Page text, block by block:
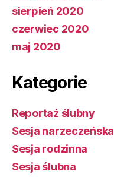
sierpień 2020
czerwiec 2020
maj 2020
Kategorie
Reportaż ślubny
Sesja narzeczeńska
Sesja rodzinna
Sesja ślubna